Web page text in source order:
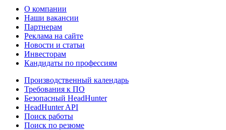
О компании
Наши вакансии
Партнерам
Реклама на сайте
Новости и статьи
Инвесторам
Кандидаты по профессиям
Производственный календарь
Требования к ПО
Безопасный HeadHunter
HeadHunter API
Поиск работы
Поиск по резюме